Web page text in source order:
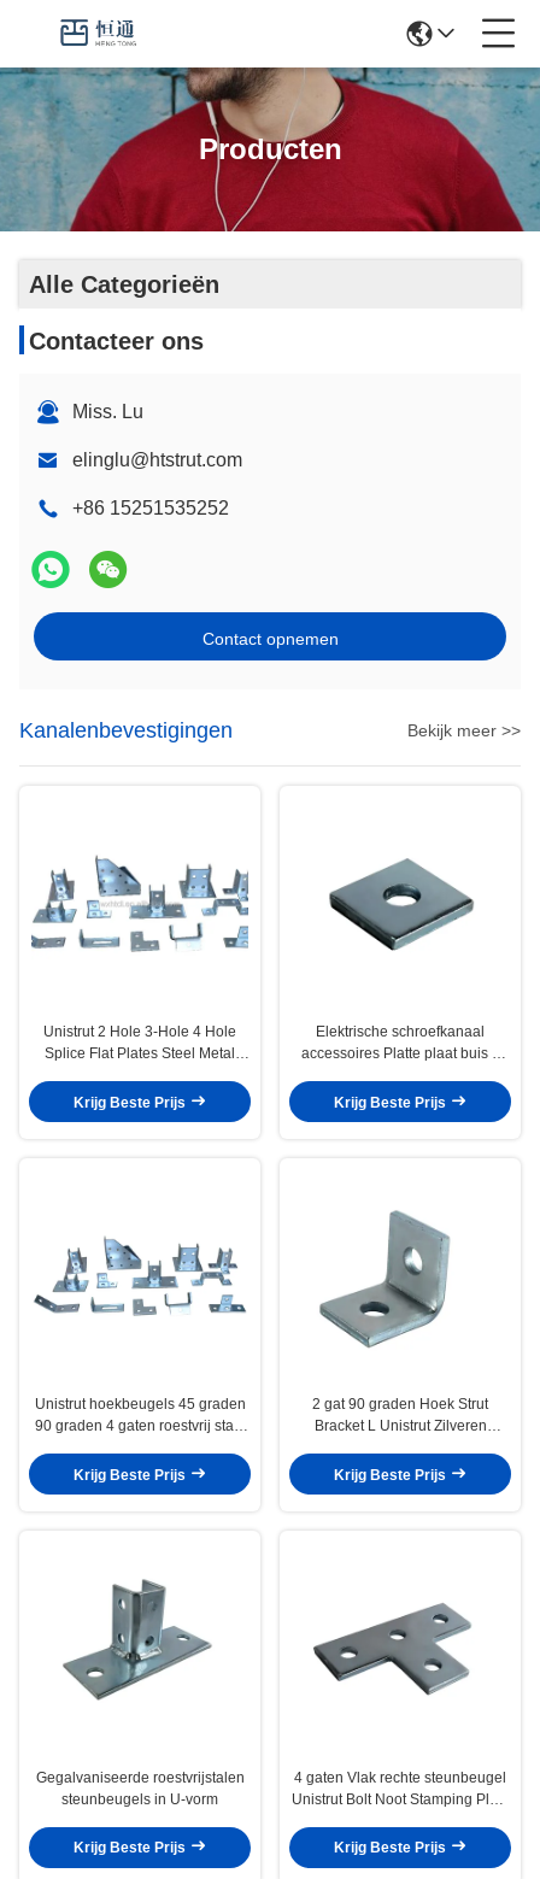
Producten
Alle Categorieën
Contacteer ons
Miss. Lu
elinglu@htstrut.com
+86 15251535252
Contact opnemen
Kanalenbevestigingen Bekijk meer >>
Unistrut 2 Hole 3-Hole 4 Hole
Splice Flat Plates Steel Metal
Krijg Beste Prijs
Elektrische schroefkanaal
accessoires Platte plaat buis 6
Krijg Beste Prijs
Unistrut hoekbeugels 45 graden
90 graden 4 gaten roestvrij staal
Krijg Beste Prijs
2 gat 90 graden Hoek Strut
Bracket L Unistrut Zilveren
Krijg Beste Prijs
Gegalvaniseerde roestvrijstalen
steunbeugels in U-vorm
Krijg Beste Prijs
4 gaten Vlak rechte steunbeugel
Unistrut Bolt Noot Stamping Plate
Krijg Beste Prijs